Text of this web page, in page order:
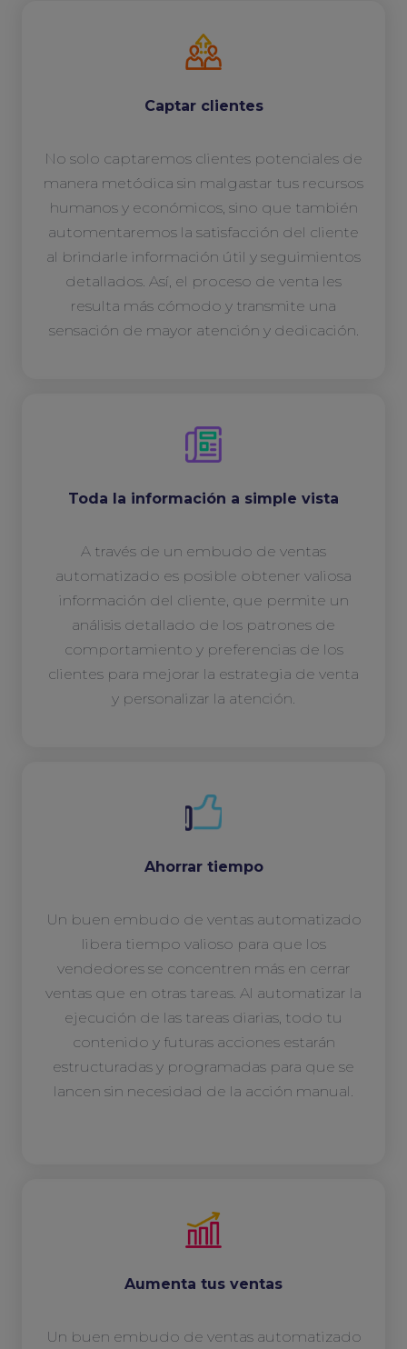
Captar clientes
No solo captaremos clientes potenciales de
manera metódica sin malgastar tus recursos
humanos y económicos, sino que también
automentaremos la satisfacción del cliente
al brindarle información útil y seguimientos
detallados. Así, el proceso de venta les
resulta más cómodo y transmite una
sensación de mayor atención y dedicación.
Toda la información a simple vista
A través de un embudo de ventas
automatizado es posible obtener valiosa
información del cliente, que permite un
análisis detallado de los patrones de
comportamiento y preferencias de los
clientes para mejorar la estrategia de venta
y personalizar la atención.
Ahorrar tiempo
Un buen embudo de ventas automatizado
libera tiempo valioso para que los
vendedores se concentren más en cerrar
ventas que en otras tareas. Al automatizar la
ejecución de las tareas diarias, todo tu
contenido y futuras acciones estarán
estructuradas y programadas para que se
lancen sin necesidad de la acción manual.
Aumenta tus ventas
Un buen embudo de ventas automatizado